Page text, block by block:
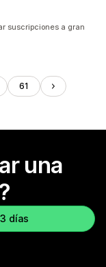
suscripciones a gran
61
una
días